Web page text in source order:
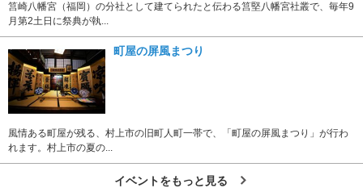
筥崎八幡宮（福岡）の分社として建てられたと伝わる筥堅八幡宮社叢で、毎年9
月第2土日に祭典が執...
町屋の屏風まつり
風情ある町屋が残る、村上市の旧町人町一帯で、「町屋の屏風まつり」が行わ
れます。村上市の夏の...
イベントをもっと見る